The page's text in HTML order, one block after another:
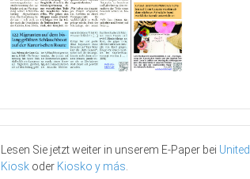
Lesen Sie jetzt weiter in unserem E-Paper bei United
Kiosk oder Kiosko y más